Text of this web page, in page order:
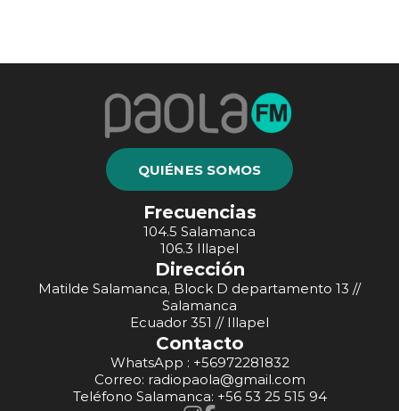
QUIÉNES SOMOS
Frecuencias
104.5 Salamanca
106.3 Illapel
Dirección
Matilde Salamanca, Block D departamento 13 //
Salamanca
Ecuador 351 // Illapel
Contacto
WhatsApp : +56972281832
Correo: radiopaola@gmail.com
Teléfono Salamanca: +56 53 25 515 94